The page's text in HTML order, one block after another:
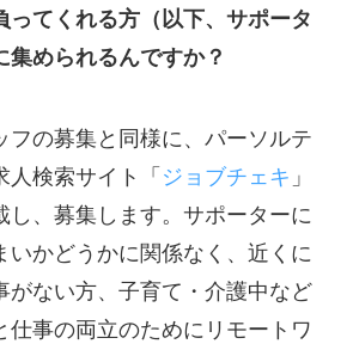
てくれる方（以下、サポータ
集められるんですか？
フの募集と同様に、パーソルテ
人検索サイト「 ジョブチェキ 」
し、募集します。サポーターに
いかどうかに関係なく、近くに
がない方、子育て・介護中など
仕事の両立のためにリモートワ